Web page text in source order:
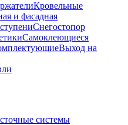
Кровельные
и фасадная
Снегостопор
Самоклеющиеся
Выход на
системы